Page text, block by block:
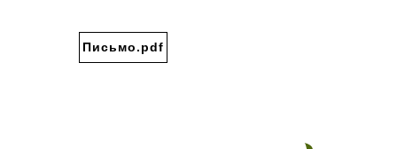
Письмо.pdf